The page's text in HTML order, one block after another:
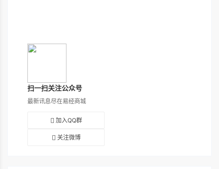
扫一扫关注公众号
最新讯息尽在易经商城
加入QQ群
关注微博